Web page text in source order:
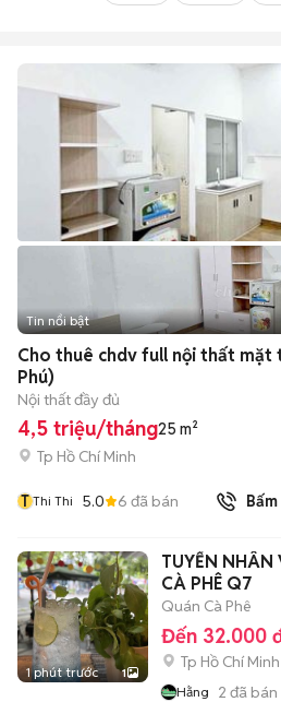
Tin nổi bật
Cho thuê chdv full nội thất mặt
Phú)
Nội thất đầy đủ
4,5 triệu/tháng25 m²
Tp Hồ Chí Minh
T Thi Thi 5.0 6 đã bán
1 phút trước 1
TUYỂN NHÂN
CÀ PHÊ Q7
Quán Cà Phê
Đến 32.000
Tp Hồ Chí Minh
Hằng 2 đã bán